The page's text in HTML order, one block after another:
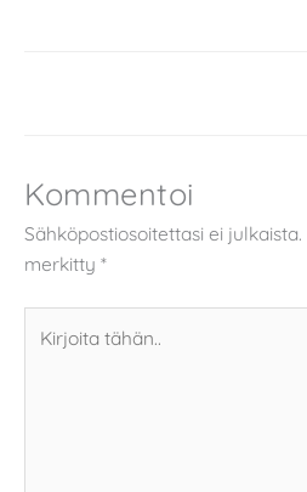
Kommentoi
Sähköpostiosoitettasi ei julkaista.
merkitty *
tähän..